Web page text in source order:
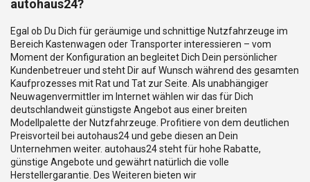
autohaus24?
Egal ob Du Dich für geräumige und schnittige Nutzfahrzeuge im
Bereich Kastenwagen oder Transporter interessieren – vom
Moment der Konfiguration an begleitet Dich Dein persönlicher
Kundenbetreuer und steht Dir auf Wunsch während des gesamten
Kaufprozesses mit Rat und Tat zur Seite. Als unabhängiger
Neuwagenvermittler im Internet wählen wir das für Dich
deutschlandweit günstigste Angebot aus einer breiten
Modellpalette der Nutzfahrzeuge. Profitiere von dem deutlichen
Preisvorteil bei autohaus24 und gebe diesen an Dein
Unternehmen weiter. autohaus24 steht für hohe Rabatte,
günstige Angebote und gewährt natürlich die volle
Herstellergarantie. Des Weiteren bieten wir